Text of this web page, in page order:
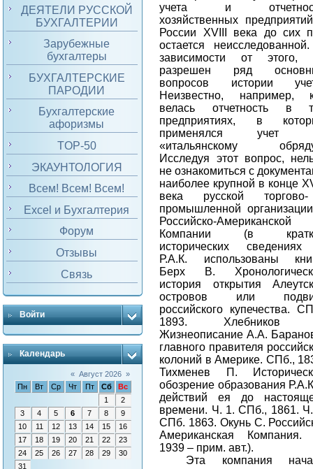
ДЕЯТЕЛИ РУССКОЙ
БУХГАЛТЕРИИ
Зарубежные
бухгалтеры
БУХГАЛТЕРСКИЕ
ПАРОДИИ
Бухгалтерские
афоризмы
TOP-50
ЭКАУНТОЛОГИЯ
Всем! Всем! Всем!
Excel и Бухгалтерия
Форум
Отзывы
Связь
Войти
Календарь
« Август 2026 »
Пн
Вт Ср Чт Пт Сб
Вс
1
2
3
4 5 6 7 8
9
10
11 12 13 14 15
16
17
18 19 20 21 22
23
24
25 26 27 28 29
30
31
учета и
хозяйственных
России XVIII
века до сих
остается
зависимости от этого,
разрешен ряд
вопросов истории
Неизвестно, например,
велась отчетность в
предприятиях, в
применялся учет
«итальянскому
Исследуя этот вопрос,
не ознакомиться с
наиболее крупной в конце
века русской торгово-
промышленной
Российско-Американской
Компании (в
исторических
Р.А.К. использованы
Берх В.
история открытия
островов или
российского купечества.
1893. Хлебников
Жизнеописание А.А.
главного правителя
колоний в Америке. СПб.,
Тихменев П.
обозрение образования
действий ея до
времени. Ч. 1. СПб., 1861.
СПб. 1863. Окунь С.
Американская
1939 – прим. авт.).
Эта компания